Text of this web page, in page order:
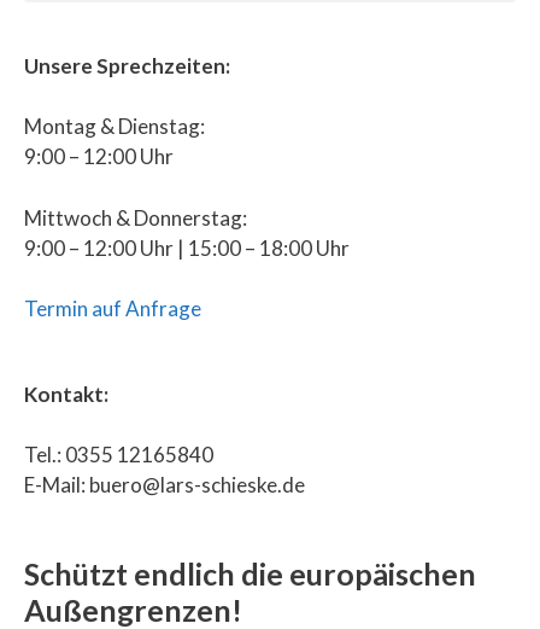
Unsere Sprechzeiten:
Montag & Dienstag:
9:00 – 12:00 Uhr
Mittwoch & Donnerstag:
9:00 – 12:00 Uhr | 15:00 – 18:00 Uhr
Termin auf Anfrage
Kontakt:
Tel.: 0355 12165840
E-Mail: buero@lars-schieske.de
Schützt endlich die europäischen
Außengrenzen!